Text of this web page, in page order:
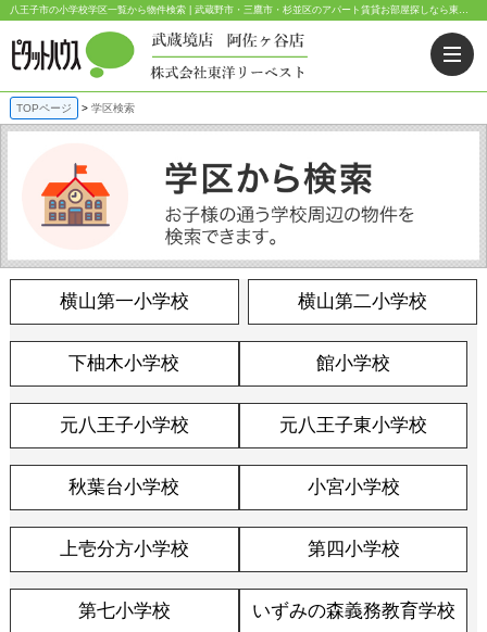
八王子市の小学校学区一覧から物件検索 | 武蔵野市・三鷹市・杉並区のアパート賃貸お部屋探しなら東洋リーベスト｜ピタットハウス武蔵境店・阿佐ヶ谷店
TOPページ 学区検索
横山第一小学校 横山第二小学校
下柚木小学校 館小学校
元八王子小学校 元八王子東小学校
秋葉台小学校 小宮小学校
上壱分方小学校 第四小学校
第七小学校 いずみの森義務教育学校